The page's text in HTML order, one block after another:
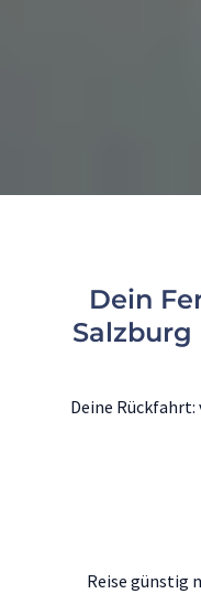
Dein
Deine Rückfahrt:
Reise günstig